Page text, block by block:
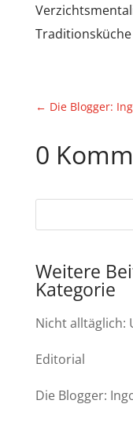
← Die Blogger:
0
Weitere
Kategorie
Nicht alltäglich:
Editorial
Die Blogger: